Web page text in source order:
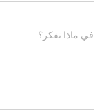
في ماذا تفكر؟